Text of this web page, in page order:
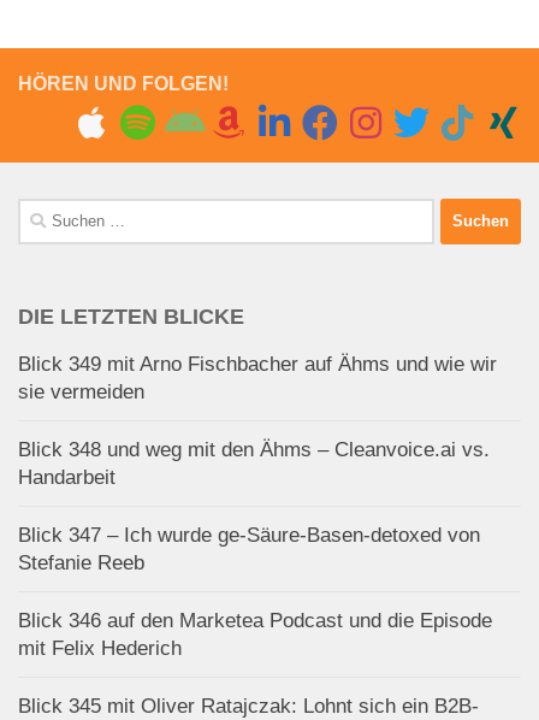
HÖREN UND FOLGEN!
Suchen
nach:
DIE LETZTEN BLICKE
Blick 349 mit Arno Fischbacher auf Ähms und wie wir
sie vermeiden
Blick 348 und weg mit den Ähms – Cleanvoice.ai vs.
Handarbeit
Blick 347 – Ich wurde ge-Säure-Basen-detoxed von
Stefanie Reeb
Blick 346 auf den Marketea Podcast und die Episode
mit Felix Hederich
Blick 345 mit Oliver Ratajczak: Lohnt sich ein B2B-